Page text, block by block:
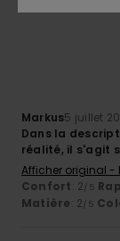
Markus5 juillet
Dans la
réalité, il s'agit
Afficher original -
Confort: 2/5
Matière: 2/5